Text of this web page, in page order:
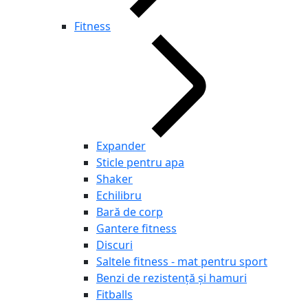
Fitness
Expander
Sticle pentru apa
Shaker
Echilibru
Bară de corp
Gantere fitness
Discuri
Saltele fitness - mat pentru sport
Benzi de rezistență și hamuri
Fitballs